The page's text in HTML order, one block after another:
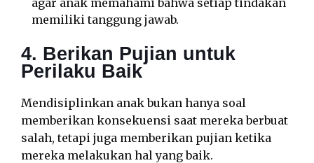
agar anak memahami bahwa setiap tindakan
memiliki tanggung jawab.
4. Berikan Pujian untuk
Perilaku Baik
Mendisiplinkan anak bukan hanya soal
memberikan konsekuensi saat mereka berbuat
salah, tetapi juga memberikan pujian ketika
mereka melakukan hal yang baik.